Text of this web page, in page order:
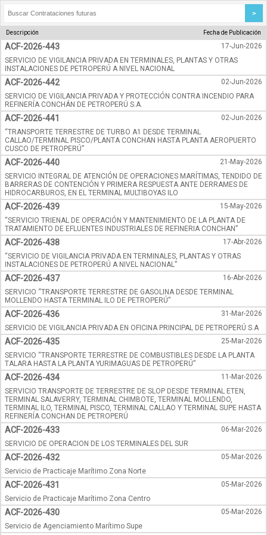
Descripción Fecha de Publicación
17-Jun-2026
ACF-2026-443
SERVICIO DE VIGILANCIA PRIVADA EN TERMINALES, PLANTAS Y OTRAS
INSTALACIONES DE PETROPERÚ A NIVEL NACIONAL
02-Jun-2026
ACF-2026-442
SERVICIO DE VIGILANCIA PRIVADA Y PROTECCIÓN CONTRA INCENDIO PARA
REFINERÍA CONCHÁN DE PETROPERÚ S.A.
02-Jun-2026
ACF-2026-441
“TRANSPORTE TERRESTRE DE TURBO A1 DESDE TERMINAL
CALLAO/TERMINAL PISCO/PLANTA CONCHAN HASTA PLANTA AEROPUERTO
CUSCO DE PETROPERÚ”
21-May-2026
ACF-2026-440
SERVICIO INTEGRAL DE ATENCIÓN DE OPERACIONES MARÍTIMAS, TENDIDO DE
BARRERAS DE CONTENCIÓN Y PRIMERA RESPUESTA ANTE DERRAMES DE
HIDROCARBUROS, EN EL TERMINAL MULTIBOYAS ILO
15-May-2026
ACF-2026-439
“SERVICIO TRIENAL DE OPERACIÓN Y MANTENIMIENTO DE LA PLANTA DE
TRATAMIENTO DE EFLUENTES INDUSTRIALES DE REFINERIA CONCHAN”
17-Abr-2026
ACF-2026-438
“SERVICIO DE VIGILANCIA PRIVADA EN TERMINALES, PLANTAS Y OTRAS
INSTALACIONES DE PETROPERÚ A NIVEL NACIONAL”
16-Abr-2026
ACF-2026-437
SERVICIO “TRANSPORTE TERRESTRE DE GASOLINA DESDE TERMINAL
MOLLENDO HASTA TERMINAL ILO DE PETROPERÚ”
31-Mar-2026
ACF-2026-436
SERVICIO DE VIGILANCIA PRIVADA EN OFICINA PRINCIPAL DE PETROPERÚ S.A
25-Mar-2026
ACF-2026-435
SERVICIO “TRANSPORTE TERRESTRE DE COMBUSTIBLES DESDE LA PLANTA
TALARA HASTA LA PLANTA YURIMAGUAS DE PETROPERÚ”
11-Mar-2026
ACF-2026-434
SERVICIO TRANSPORTE DE TERRESTRE DE SLOP DESDE TERMINAL ETEN,
TERMINAL SALAVERRY, TERMINAL CHIMBOTE, TERMINAL MOLLENDO,
TERMINAL ILO, TERMINAL PISCO, TERMINAL CALLAO Y TERMINAL SUPE HASTA
REFINERÍA CONCHAN DE PETROPERÚ
06-Mar-2026
ACF-2026-433
SERVICIO DE OPERACION DE LOS TERMINALES DEL SUR
05-Mar-2026
ACF-2026-432
Servicio de Practicaje Marítimo Zona Norte
05-Mar-2026
ACF-2026-431
Servicio de Practicaje Marítimo Zona Centro
05-Mar-2026
ACF-2026-430
Servicio de Agenciamiento Marítimo Supe